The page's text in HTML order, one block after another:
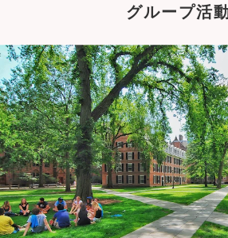
グループ活